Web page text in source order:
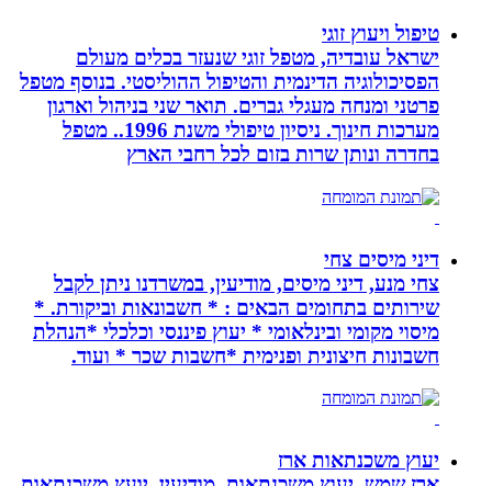
טיפול ויעוץ זוגי
ישראל עובדיה, מטפל זוגי שנעזר בכלים מעולם
הפסיכולוגיה הדינמית והטיפול ההוליסטי. בנוסף מטפל
פרטני ומנחה מעגלי גברים. תואר שני בניהול וארגון
מערכות חינוך. ניסיון טיפולי משנת 1996.. מטפל
בחדרה ונותן שרות בזום לכל רחבי הארץ
דיני מיסים צחי
צחי מנע, דיני מיסים, מודיעין, במשרדנו ניתן לקבל
שירותים בתחומים הבאים : * חשבונאות וביקורת. *
מיסוי מקומי ובינלאומי * יעוץ פיננסי וכלכלי *הנהלת
חשבונות חיצונית ופנימית *חשבות שכר * ועוד.
יעוץ משכנתאות ארז